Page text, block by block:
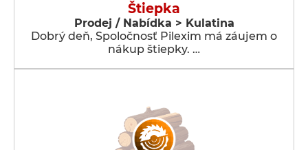
Štiepka
Prodej / Nabídka > Kulatina
Dobrý deň, Spoločnosť Pilexim má záujem o
nákup štiepky. …